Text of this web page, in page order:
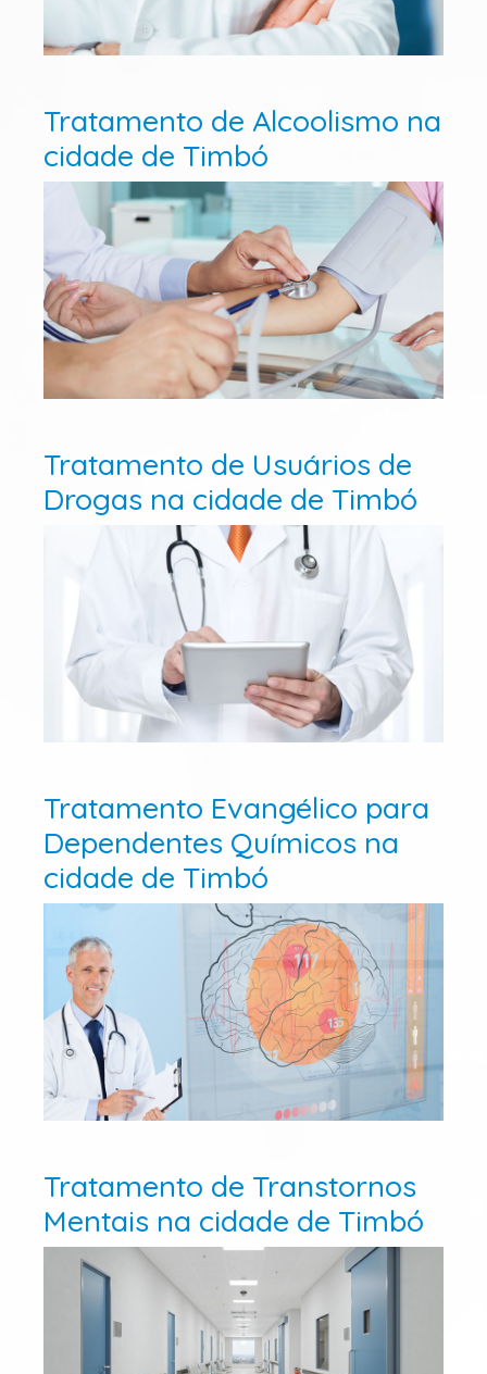
Tratamento de Alcoolismo na
cidade de Timbó
Tratamento de Usuários de
Drogas na cidade de Timbó
Tratamento Evangélico para
Dependentes Químicos na
cidade de Timbó
Tratamento de Transtornos
Mentais na cidade de Timbó